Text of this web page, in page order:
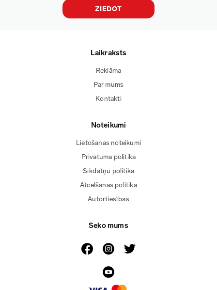
ZIEDOT
Laikraksts
Reklāma
Par mums
Kontakti
Noteikumi
Lietošanas noteikumi
Privātuma politika
Sīkdatņu politika
Atcelšanas politika
Autortiesības
Seko mums